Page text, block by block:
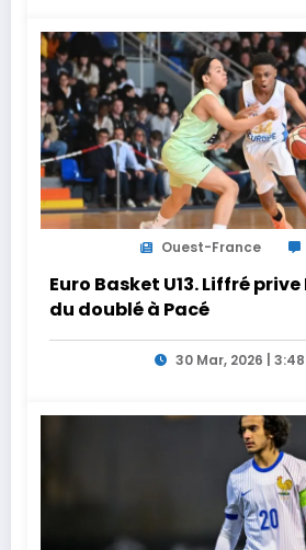
Ouest-France
Euro Basket U13. Liffré
du doublé à Pacé
30 Mar, 2026 | 3:48